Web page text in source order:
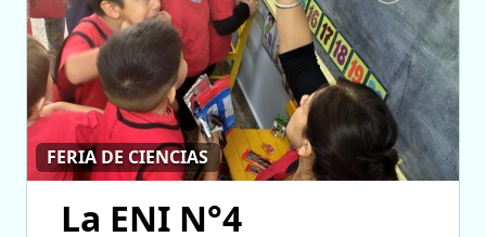
FERIA DE CIENCIAS
La ENI N°4